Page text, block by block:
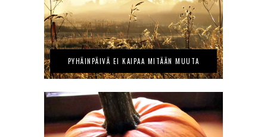
PYHÄINPÄIVÄ EI KAIPAA MITÄÄN MUUTA